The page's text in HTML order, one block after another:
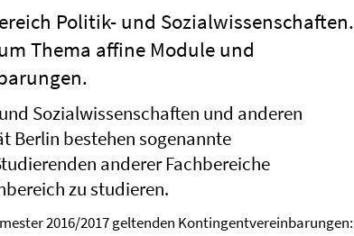
Politik- und Sozialwissenschaften.
Thema affine Module und
Sozialwissenschaften und anderen
Berlin bestehen sogenannte
anderer Fachbereiche
zu studieren.
2016/2017 geltenden Kontingentvereinbarungen: